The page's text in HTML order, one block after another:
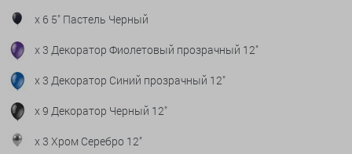
x 6 5" Пастель Черный
x 3 Декоратор Фиолетовый прозрачный 12"
x 3 Декоратор Синий прозрачный 12"
x 9 Декоратор Черный 12"
x 3 Хром Серебро 12"